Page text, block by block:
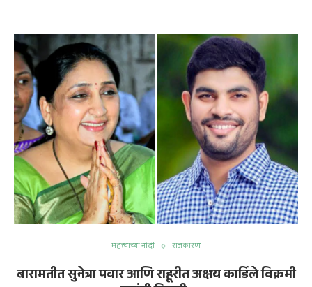
महत्त्वाच्या नोंदी राजकारण
बारामतीत सुनेत्रा पवार आणि राहूरीत अक्षय कार्डिले विक्रमी